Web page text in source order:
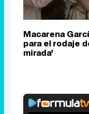
Macarena
para el rodaje
mirada'